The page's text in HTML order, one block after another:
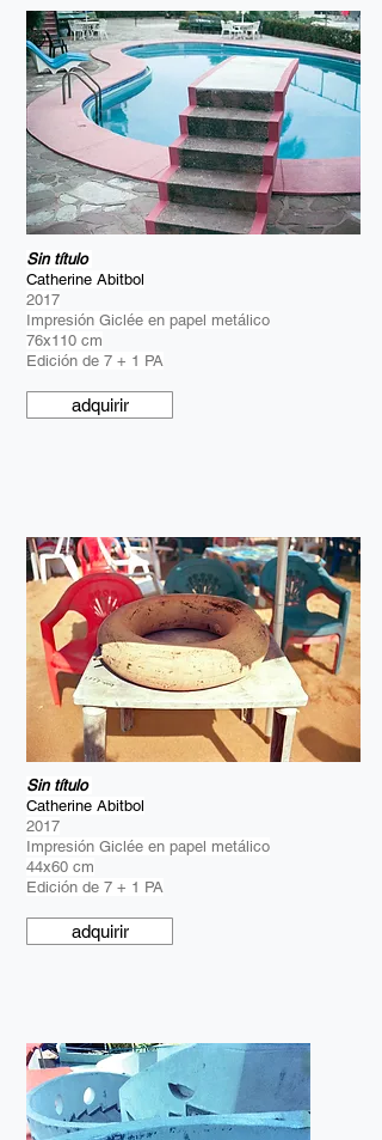
Sin título
Catherine Abitbol
2017
Impresión Giclée en papel metálico
76x110 cm
Edición de 7 + 1 PA
adquirir
Sin título
Catherine Abitbol
2017
Impresión Giclée en papel metálico
44x60 cm
Edición de 7 + 1 PA
adquirir